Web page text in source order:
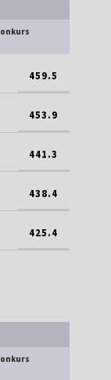
459.5
453.9
441.3
438.4
425.4